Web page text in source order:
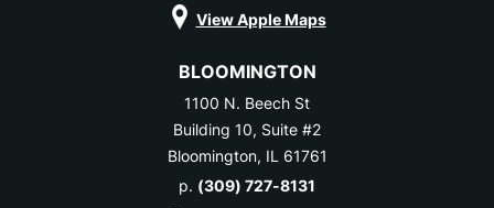
View Apple Maps
BLOOMINGTON
1100 N. Beech St
Building 10, Suite #2
Bloomington, IL 61761
p. (309) 727-8131